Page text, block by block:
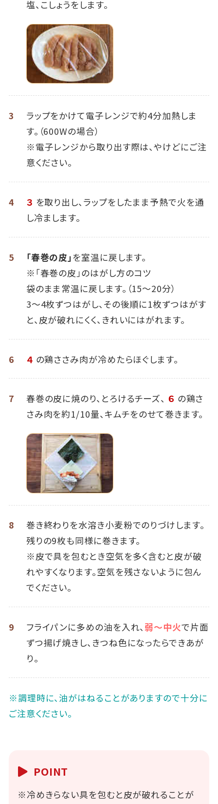
塩、こしょうをします。
3
ラップをかけて電子レンジで約4分加熱しま
す。（600Wの場合）
※電子レンジから取り出す際は、やけどにご注
意ください。
4 ３ を取り出し、ラップをしたまま予熱で火を通
し冷まします。
5 「春巻の皮」を室温に戻します。
※「春巻の皮」のはがし方のコツ
袋のまま常温に戻します。（15～20分）
3～4枚ずつはがし、その後順に1枚ずつはがす
と、皮が破れにくく、きれいにはがれます。
6 ４ の鶏ささみ肉が冷めたらほぐします。
7 春巻の皮に焼のり、とろけるチーズ、 ６ の鶏さ
さみ肉を約1/10量、キムチをのせて巻きます。
8
巻き終わりを水溶き小麦粉でのりづけします。
残りの9枚も同様に巻きます。
※皮で具を包むとき空気を多く含むと皮が破
れやすくなります。空気を残さないように包ん
でください。
9 フライパンに多めの油を入れ、弱～中火で片面
ずつ揚げ焼きし、きつね色になったらできあが
り。
※調理時に、油がはねることがありますので十分に
ご注意ください。
POINT
※冷めきらない具を包むと皮が破れることが